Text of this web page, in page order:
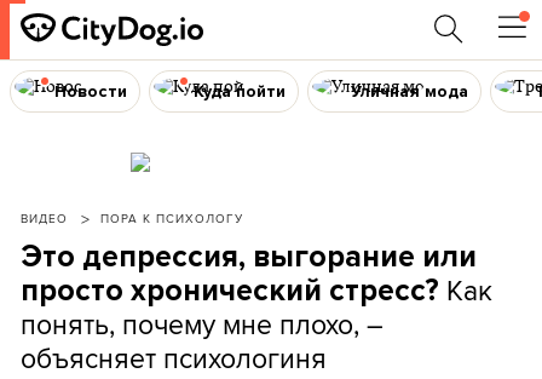
Новости Куда пойти Уличная мода
ВИДЕО ПОРА К ПСИХОЛОГУ
Это депрессия, выгорание или
просто хронический стресс? Как
понять, почему мне плохо, –
объясняет психологиня